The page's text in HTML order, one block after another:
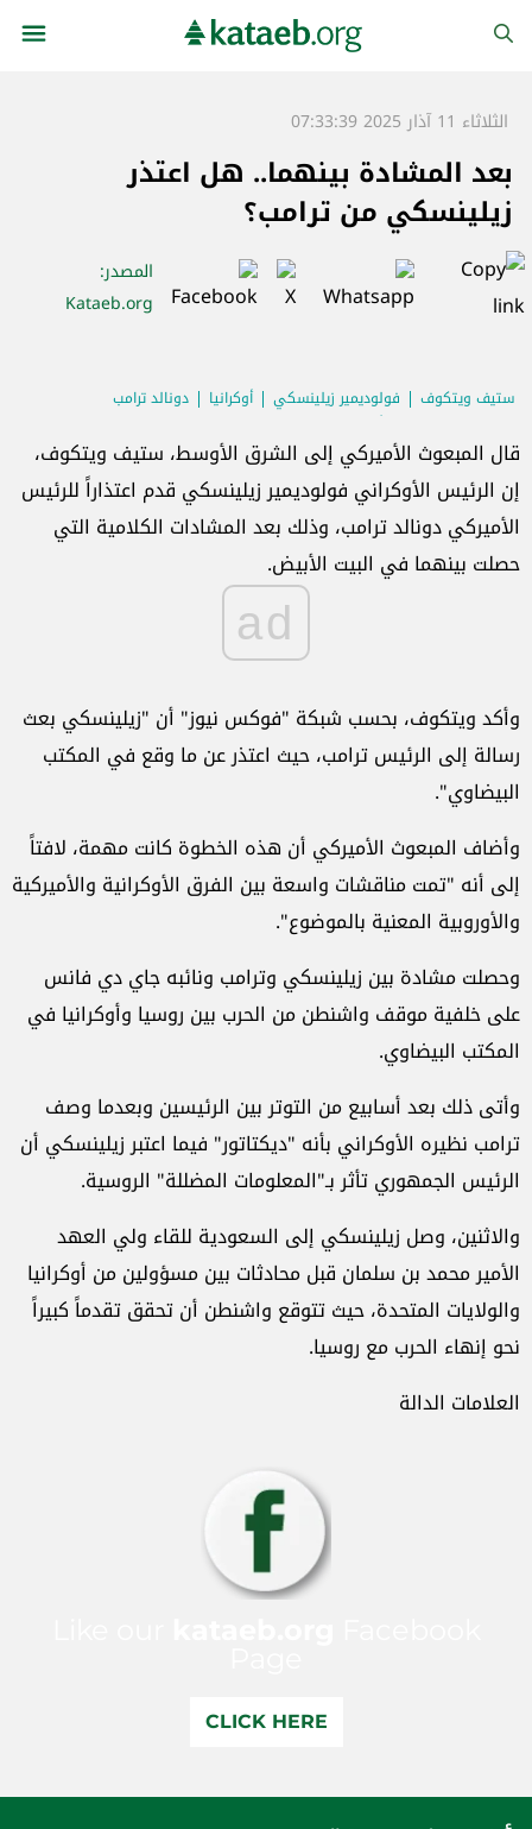
الثلاثاء 11 آذار 2025 07:33:39
بعد المشادة بينهما.. هل اعتذر
زيلينسكي من ترامب؟
المصدر:
Kataeb.org
ستيف ويتكوف فولوديمير زيلينسكي أوكرانيا
دونالد ترامب
الولايات المتحدة الأميركية
قال المبعوث الأميركي إلى الشرق الأوسط، ستيف ويتكوف،
إن الرئيس الأوكراني فولوديمير زيلينسكي قدم اعتذاراً للرئيس
الأميركي دونالد ترامب، وذلك بعد المشادات الكلامية التي
حصلت بينهما في البيت الأبيض.
ad
وأكد ويتكوف، بحسب شبكة "فوكس نيوز" أن "زيلينسكي بعث
رسالة إلى الرئيس ترامب، حيث اعتذر عن ما وقع في المكتب
البيضاوي".
وأضاف المبعوث الأميركي أن هذه الخطوة كانت مهمة، لافتاً
إلى أنه "تمت مناقشات واسعة بين الفرق الأوكرانية والأميركية
والأوروبية المعنية بالموضوع".
وحصلت مشادة بين زيلينسكي وترامب ونائبه جاي دي فانس
على خلفية موقف واشنطن من الحرب بين روسيا وأوكرانيا في
المكتب البيضاوي.
وأتى ذلك بعد أسابيع من التوتر بين الرئيسين وبعدما وصف
ترامب نظيره الأوكراني بأنه "ديكتاتور" فيما اعتبر زيلينسكي أن
الرئيس الجمهوري تأثر بـ"المعلومات المضللة" الروسية.
والاثنين، وصل زيلينسكي إلى السعودية للقاء ولي العهد
الأمير محمد بن سلمان قبل محادثات بين مسؤولين من أوكرانيا
والولايات المتحدة، حيث تتوقع واشنطن أن تحقق تقدماً كبيراً
نحو إنهاء الحرب مع روسيا.
العلامات الدالة
CLICK HERE